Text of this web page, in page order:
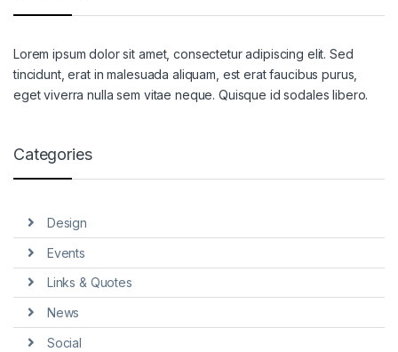
Lorem ipsum dolor sit amet, consectetur adipiscing elit. Sed
tincidunt, erat in malesuada aliquam, est erat faucibus purus,
eget viverra nulla sem vitae neque. Quisque id sodales libero.
Categories
Design
Events
Links & Quotes
News
Social